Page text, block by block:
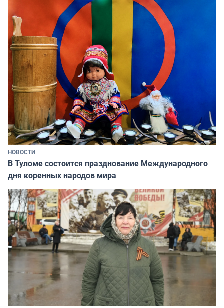
НОВОСТИ
В Туломе состоится празднование Международного
дня коренных народов мира